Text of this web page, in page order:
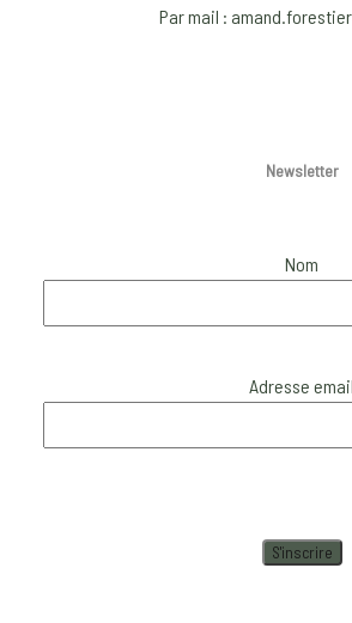
Par mail :
Newsletter
Nom
Adresse email